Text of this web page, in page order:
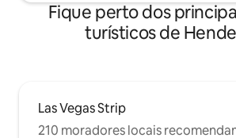
Fique perto dos
turísticos de
Las Vegas Strip
210 moradores locais